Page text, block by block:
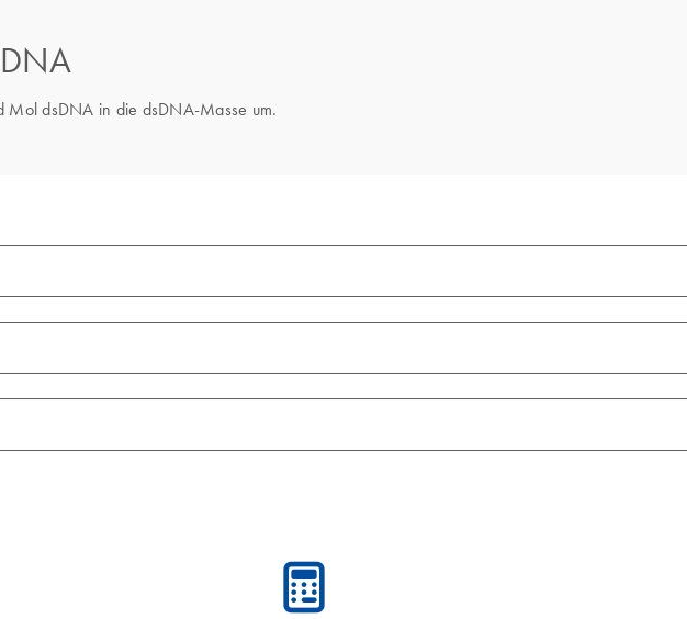
Mol dsDNA in die dsDNA-Masse um.
icon_0330_cc_gen_calculator-s